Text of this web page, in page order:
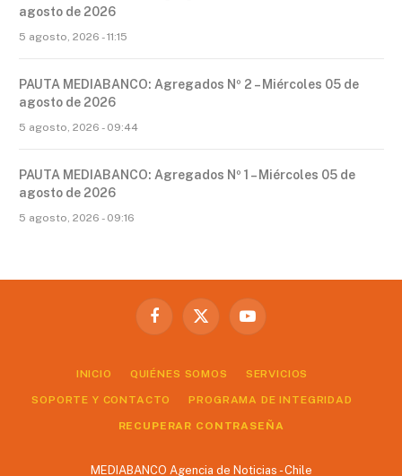
agosto de 2026
5 agosto, 2026 - 11:15
PAUTA MEDIABANCO: Agregados Nº 2 – Miércoles 05 de
agosto de 2026
5 agosto, 2026 - 09:44
PAUTA MEDIABANCO: Agregados Nº 1 – Miércoles 05 de
agosto de 2026
5 agosto, 2026 - 09:16
Facebook
X
YouTube
INICIO QUIÉNES SOMOS SERVICIOS
SOPORTE Y CONTACTO PROGRAMA DE INTEGRIDAD
RECUPERAR CONTRASEÑA
MEDIABANCO Agencia de Noticias - Chile